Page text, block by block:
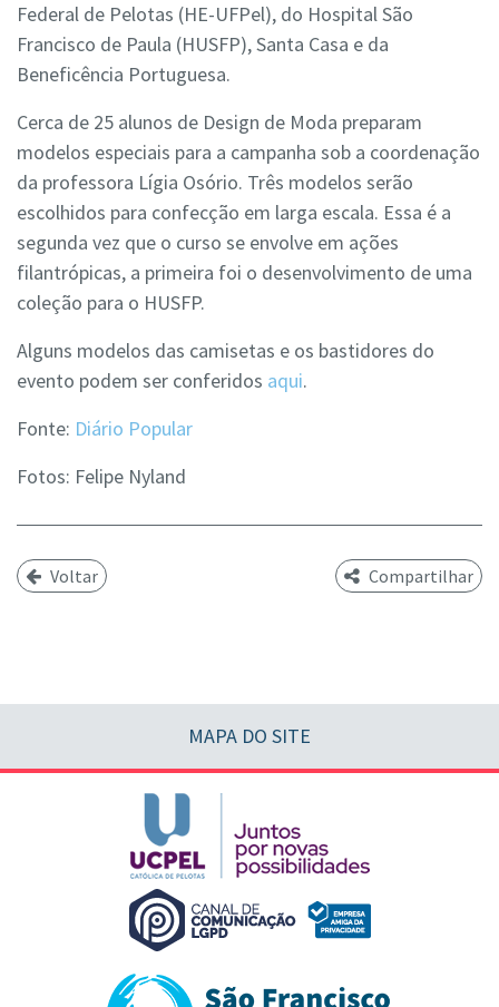
Federal de Pelotas (HE-UFPel), do Hospital São
Francisco de Paula (HUSFP), Santa Casa e da
Beneficência Portuguesa.
Cerca de 25 alunos de Design de Moda preparam
modelos especiais para a campanha sob a coordenação
da professora Lígia Osório. Três modelos serão
escolhidos para confecção em larga escala. Essa é a
segunda vez que o curso se envolve em ações
filantrópicas, a primeira foi o desenvolvimento de uma
coleção para o HUSFP.
Alguns modelos das camisetas e os bastidores do
evento podem ser conferidos aqui.
Fonte: Diário Popular
Fotos: Felipe Nyland
Voltar Compartilhar
MAPA DO SITE